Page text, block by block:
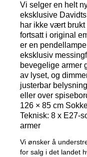
Vi selger en helt
eksklusive
har ikke vært
fortsatt i original
er en
eksklusiv
bevegelige armer
av lyset, og
justerbar
eller over
126 × 85 cm
Teknisk: 8 x E27-
armer
Vi ønsker å
for salg i det landet